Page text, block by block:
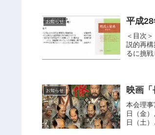
お知らせ 平成
＜目次
説的再
るに挑
お知らせ 映画「
本会理
日（金
日（土